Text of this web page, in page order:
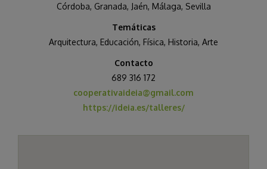
Córdoba, Granada, Jaén, Málaga, Sevilla
Temáticas
Arquitectura, Educación, Física, Historia, Arte
Contacto
689 316 172
cooperativaideia@gmail.com
https://ideia.es/talleres/